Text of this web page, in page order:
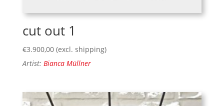
cut out 1
€3.900,00 (excl. shipping)
Artist: Bianca Müllner